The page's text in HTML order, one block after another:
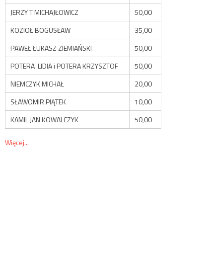
JERZY T MICHAJŁOWICZ
50,00
KOZIOŁ BOGUSŁAW
35,00
PAWEŁ ŁUKASZ ZIEMIAŃSKI
50,00
POTERA LIDIA i POTERA KRZYSZTOF
50,00
NIEMCZYK MICHAŁ
20,00
SŁAWOMIR PIĄTEK
10,00
KAMIL JAN KOWALCZYK
50,00
Więcej...